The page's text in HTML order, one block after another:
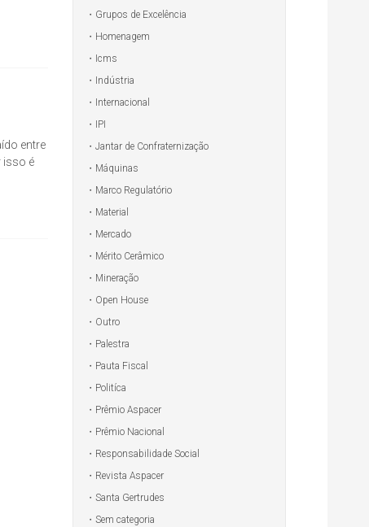
entre
isso é
Grupos de Excelência
Homenagem
Icms
Indústria
Internacional
IPI
Jantar de Confraternização
Máquinas
Marco Regulatório
Material
Mercado
Mérito Cerâmico
Mineração
Open House
Outro
Palestra
Pauta Fiscal
Politíca
Prêmio Aspacer
Prêmio Nacional
Responsabilidade Social
Revista Aspacer
Santa Gertrudes
Sem categoria